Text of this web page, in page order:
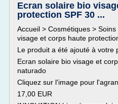
Ecran solaire bio
protection SPF 30 ...
Accueil > Cosmétiques >
visage et corps haute
Le produit a été ajouté à votre
Ecran solaire bio visage et
naturado
Cliquez sur l'image pour
17,00 EUR